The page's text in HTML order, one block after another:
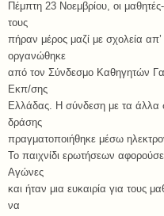
Πέμπτη 23 Νοεμβρίου, οι
τους
πήραν μέρος μαζί με σχολεία
οργανώθηκε
από τον Σύνδεσμο Καθηγητών
Εκπ/σης
Ελλάδας. Η σύνδεση με τα άλλα
δράσης
πραγματοποιήθηκε μέσω
Το παιχνίδι ερωτήσεων
Αγώνες
και ήταν μια ευκαιρία για τους
να